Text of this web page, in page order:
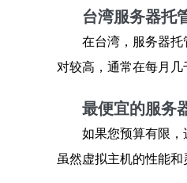
台湾服务器托
在台湾，服务器
对较高，通常在每月几
最便宜的服务
如果您预算有限，
虽然虚拟主机的性能